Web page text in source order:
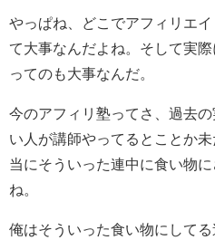
やっぱね、どこでアフィリエ
て大事なんだよね。そして実
ってのも大事なんだ。
今のアフィリ塾ってさ、過去
い人が講師やってるとことか
当にそういった連中に食い物
ね。
俺はそういった食い物にして